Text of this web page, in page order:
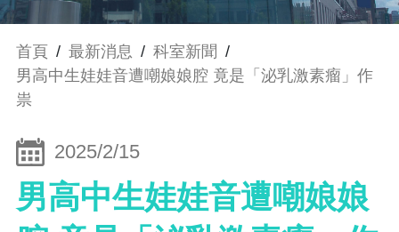
首頁 / 最新消息 / 科室新聞 /
男高中生娃娃音遭嘲娘娘腔 竟是「泌乳激素瘤」作
祟
2025/2/15
男高中生娃娃音遭嘲娘娘